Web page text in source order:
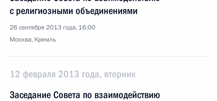
с религиозными объединениями
26 сентября 2013 года, 16:00
Москва, Кремль
12 февраля 2013 года, вторник
Заседание Совета по взаимодействию